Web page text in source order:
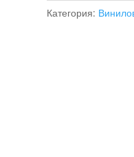
Категория: